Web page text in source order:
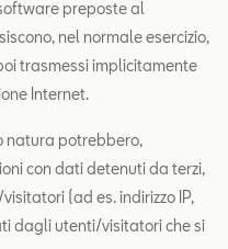
preposte al
nel normale esercizio,
trasmessi implicitamente
Internet.
natura potrebbero,
con dati detenuti da terzi,
(ad es. indirizzo IP,
dagli utenti/visitatori che si